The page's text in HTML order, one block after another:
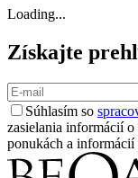
Loading...
Získajte
Súhlasím so
zasielania informácií
ponukách a informácií